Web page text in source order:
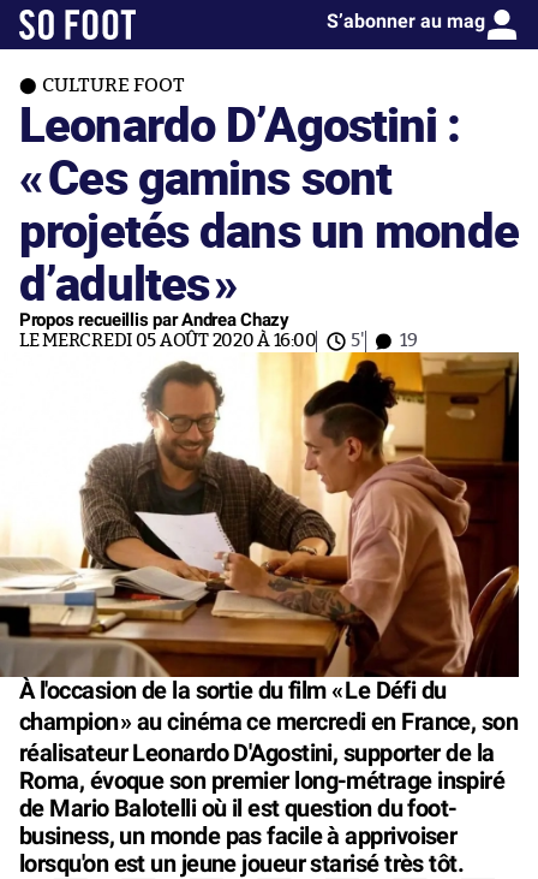
S’abonner au mag
CULTURE FOOT
Leonardo D’Agostini :
«Ces gamins sont
projetés dans un monde
d’adultes»
Propos recueillis par Andrea Chazy
LE MERCREDI 05 AOÛT 2020 À 16:00 5' 19
À l'occasion de la sortie du film «Le Défi du
champion» au cinéma ce mercredi en France, son
réalisateur Leonardo D'Agostini, supporter de la
Roma, évoque son premier long-métrage inspiré
de Mario Balotelli où il est question du foot-
business, un monde pas facile à apprivoiser
lorsqu'on est un jeune joueur starisé très tôt.